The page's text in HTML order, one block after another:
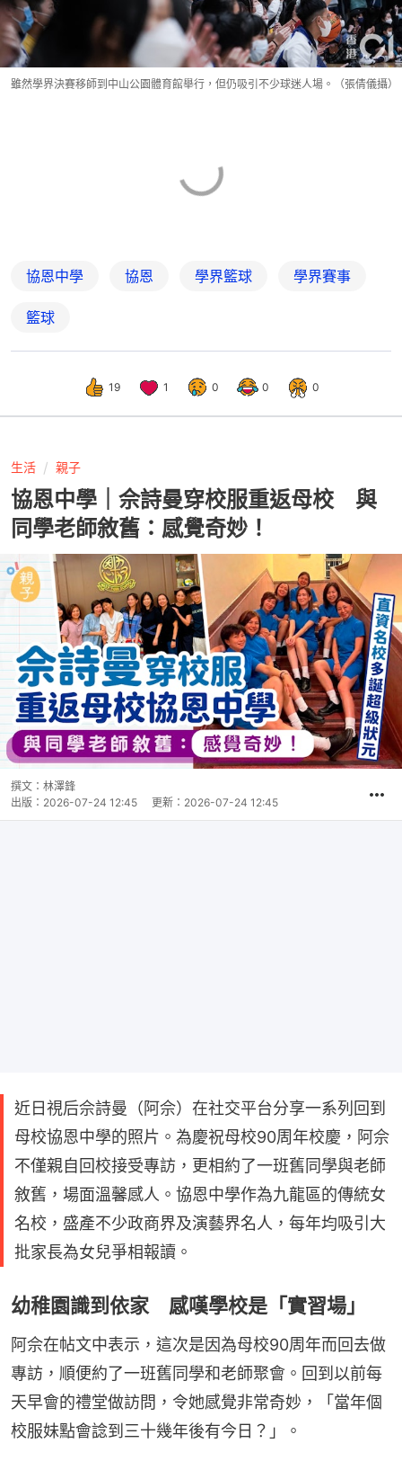
雖然學界決賽移師到中山公園體育館舉行，但仍吸引不少球迷人場。（張倩儀攝）
協恩中學 協恩 學界籃球 學界賽事
籃球
19 1 0 0 0
生活 親子
協恩中學｜佘詩曼穿校服重返母校 與
同學老師敘舊：感覺奇妙！
撰文： 林澤鋒
出版： 2026-07-24 12:45 更新： 2026-07-24 12:45
近日視后佘詩曼（阿佘）在社交平台分享一系列回到
母校協恩中學的照片。為慶祝母校90周年校慶，阿佘
不僅親自回校接受專訪，更相約了一班舊同學與老師
敘舊，場面溫馨感人。協恩中學作為九龍區的傳統女
名校，盛產不少政商界及演藝界名人，每年均吸引大
批家長為女兒爭相報讀。
幼稚園識到依家 感嘆學校是「實習場」
阿佘在帖文中表示，這次是因為母校90周年而回去做
專訪，順便約了一班舊同學和老師聚會。回到以前每
天早會的禮堂做訪問，令她感覺非常奇妙，「當年個
校服妹點會諗到三十幾年後有今日？」。